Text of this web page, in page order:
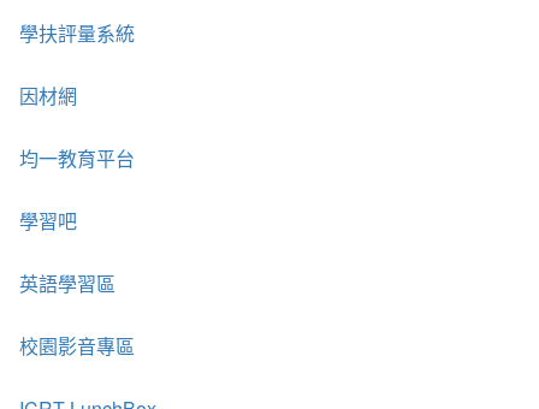
學扶評量系統
因材網
均一教育平台
學習吧
英語學習區
校園影音專區